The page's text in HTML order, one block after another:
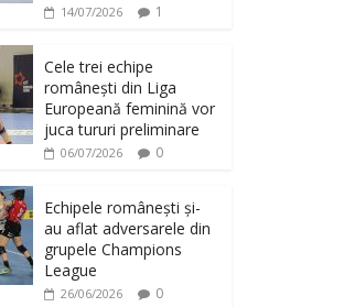
14/07/2026 1
Cele trei echipe
românești din Liga
Europeană feminină vor
juca tururi preliminare
06/07/2026 0
Echipele românești și-
au aflat adversarele din
grupele Champions
League
26/06/2026 0